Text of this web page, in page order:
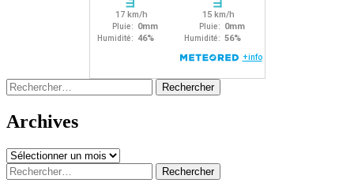
Rechercher :
Archives
Archives
Rechercher :